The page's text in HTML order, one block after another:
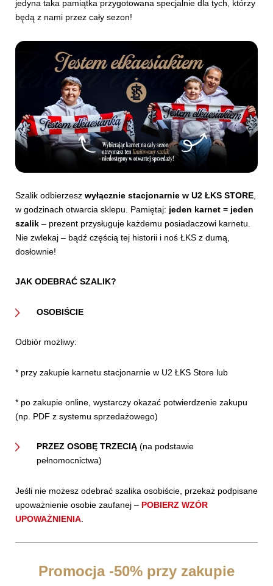
jedyna taka pamiątka przygotowana specjalnie dla tych, którzy
będą z nami przez cały sezon!
Szalik odbierzesz wyłącznie stacjonarnie w U2 ŁKS STORE
w godzinach otwarcia sklepu. Pamiętaj: jeden karnet = jeden
szalik – prezent przysługuje każdemu posiadaczowi karnetu.
Nie zwlekaj – bądź częścią tej historii i noś ŁKS z dumą,
dosłownie!
JAK ODEBRAĆ SZALIK?
OSOBIŚCIE
Odbiór możliwy:
* przy zakupie karnetu stacjonarnie w U2 ŁKS Store lub
* po zakupie online, wystarczy okazać potwierdzenie zakupu
(np. PDF z systemu sprzedażowego)
PRZEZ OSOBĘ TRZECIĄ (na podstawie
pełnomocnictwa)
Jeśli nie możesz odebrać szalika osobiście, przekaż podpisane
upoważnienie osobie zaufanej – POBIERZ WZÓR
UPOWAŻNIENIA
Promocja -50% przy zakupie